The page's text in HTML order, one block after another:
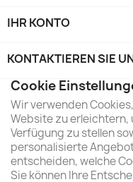
IHR KONTO
KONTAKTIEREN SIE
Cookie
Wir verwenden
Website zu erleichtern,
Verfügung zu stellen
personalisierte
entscheiden, welche
Sie können Ihre